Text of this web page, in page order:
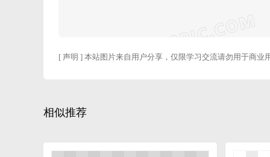
[ 声明 ] 本站图片来自用户分享，仅限学习交流请勿用于商业
相似推荐